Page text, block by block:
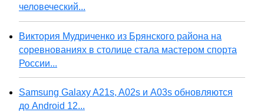
человеческий...
Виктория Мудриченко из Брянского района на
соревнованиях в столице стала мастером спорта
России...
Samsung Galaxy A21s, A02s и A03s обновляются
до Android 12...